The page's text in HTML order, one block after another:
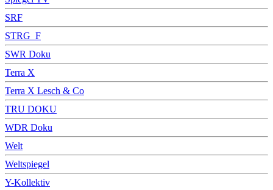
SRF
STRG_F
SWR Doku
Terra X
Terra X Lesch & Co
TRU DOKU
WDR Doku
Welt
Weltspiegel
Y-Kollektiv